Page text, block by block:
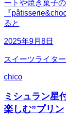
ートや焼き菓子
『
ると
2025年9月8日
スイーツライター
chico
ミシュラン星
楽しむ”プリン